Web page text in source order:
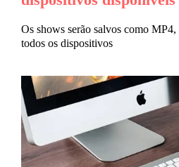
Os shows serão salvos como
todos os dispositivos